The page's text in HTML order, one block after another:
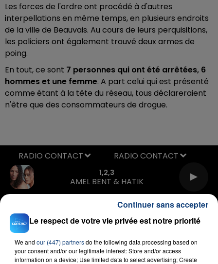
Les forces de l'ordre ont procédé à d'autres
interpellations en même temps, en plusieurs endroits
de la ville de Beauvais. Au cours de leurs perquisitions,
les policiers ont également trouvé deux armes de
poing.
En tout, ce sont 7 personnes qui ont été arrêtées, 6
hommes et une femme. A part celui qui est présenté
comme étant à la tête du réseau, tous déclareraient
n'être que des consommateurs de drogue.
1,2,3
AMEL BENT & HATIK
RADIO CONTACT
Le respect de votre vie privée est notre priorité
We and our (447) partnersdo the following data processing based on
your consent and/or our legitimate interest: Store and/or access
information on a device; Use limited data to select advertising; Create
Continuer sans accepter